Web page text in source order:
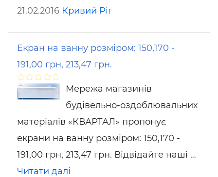
21.02.2016 Кривий Ріг
Екран на ванну розміром: 150,170 -
191,00 грн, 213,47 грн.
Мережа магазинів
будівельно-оздоблювальних
матеріалів «КВАРТАЛ» пропонує
екрани на ванну розміром: 150,170 -
191,00 грн, 213,47 грн. Відвідайте наші …
Читати далі